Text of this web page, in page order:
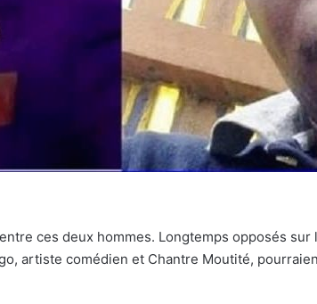
ces deux hommes. Longtemps opposés
artiste comédien et Chantre Moutité,